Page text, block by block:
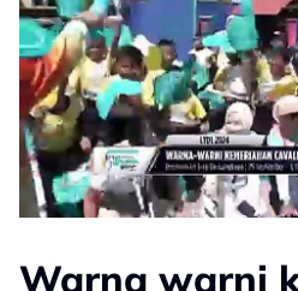
Warna warni